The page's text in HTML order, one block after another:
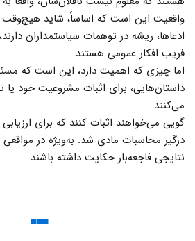
واقعیت این است که اساساً، شاید هیچ‌وقت
ادعاها، ریشه در توهمات سیاستمداران
فریب افکار عمومی هستند.
اما چیزی که اهمیت دارد، این است که
داستان‌هایی، برای اثبات مشروعیت خود یا
می‌کنند.
گویی می‌خواهند اثبات کنند که برای ارزیابی
درگیر محاسبات مادی شد. به‌ویژه در
نتایجی فاجعه‌بار حکایت داشته باشند.